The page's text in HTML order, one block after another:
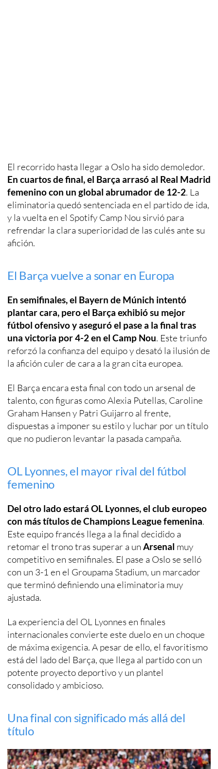
El recorrido hasta llegar a Oslo ha sido demoledor.
En cuartos de final, el Barça arrasó al Real Madrid
femenino con un global abrumador de 12-2. La
eliminatoria quedó sentenciada en el partido de ida,
y la vuelta en el Spotify Camp Nou sirvió para
refrendar la clara superioridad de las culés ante su
afición.
El Barça vuelve a sonar en Europa
En semifinales, el Bayern de Múnich intentó
plantar cara, pero el Barça exhibió su mejor
fútbol ofensivo y aseguró el pase a la final tras
una victoria por 4-2 en el Camp Nou. Este triunfo
reforzó la confianza del equipo y desató la ilusión de
la afición culer de cara a la gran cita europea.
El Barça encara esta final con todo un arsenal de
talento, con figuras como Alexia Putellas, Caroline
Graham Hansen y Patri Guijarro al frente,
dispuestas a imponer su estilo y luchar por un título
que no pudieron levantar la pasada campaña.
OL Lyonnes, el mayor rival del fútbol
femenino
Del otro lado estará OL Lyonnes, el club europeo
con más títulos de Champions League femenina.
Este equipo francés llega a la final decidido a
retomar el trono tras superar a un Arsenal muy
competitivo en semifinales. El pase a Oslo se selló
con un 3-1 en el Groupama Stadium, un marcador
que terminó definiendo una eliminatoria muy
ajustada.
La experiencia del OL Lyonnes en finales
internacionales convierte este duelo en un choque
de máxima exigencia. A pesar de ello, el favoritismo
está del lado del Barça, que llega al partido con un
potente proyecto deportivo y un plantel
consolidado y ambicioso.
Una final con significado más allá del
título